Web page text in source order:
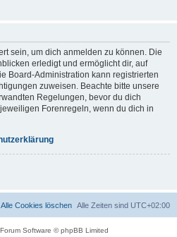
sein, um dich anmelden zu können. Die
erledigt und ermöglicht dir, auf
Board-Administration kann registrierten
zuweisen. Beachte bitte unsere
Regelungen, bevor du dich
Forenregeln, wenn du dich in
Alle Zeiten sind UTC+02:00
Alle Cookies löschen
Software © phpBB Limited